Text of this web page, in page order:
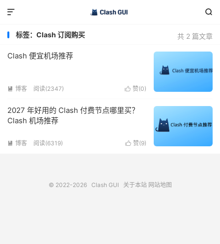


共 2 篇文章
标签：Clash 订阅购买
Clash 便宜机场推荐
 赞(0)
 博客 阅读(2347)
2027 年好用的 Clash 付费节点哪里买？
Clash 机场推荐
 赞(9)
 博客 阅读(6319)
© 2022-2026 Clash GUI 关于本站 网站地图